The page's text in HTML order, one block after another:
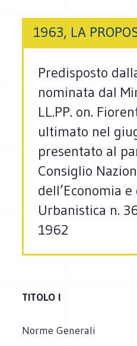
1963, LA
Predisposto
nominata dal
LL.PP. on.
ultimato nel
presentato al
Consiglio
dell’Economia
Urbanistica n.
1962
TITOLO I
Norme Generali